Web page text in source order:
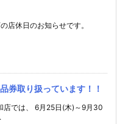
店休日のお知らせです。
券取り扱っています！！
店では、 6月25日(木)～9月30